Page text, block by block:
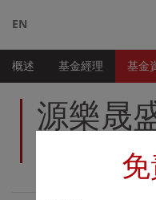
EN
概述 基金經理 基金
源樂晟